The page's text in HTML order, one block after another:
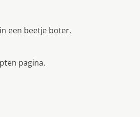
een beetje boter.
pagina.